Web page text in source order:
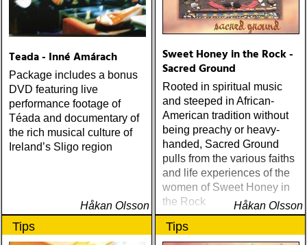
Teada - Inné Amárach
Package includes a bonus
DVD featuring live
performance footage of
Téada and documentary of
the rich musical culture of
Ireland’s Sligo region
Håkan Olsson
Sweet Honey in the Rock -
Sacred Ground
Rooted in spiritual music
and steeped in African-
American tradition without
being preachy or heavy-
handed, Sacred Ground
pulls from the various faiths
and life experiences of the
women of Sweet Honey in
the Rock
Håkan Olsson
Tips Tips